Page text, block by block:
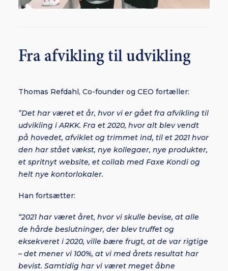
Fra afvikling til udvikling
Thomas Refdahl, Co-founder og CEO fortæller:
”Det har været et år, hvor vi er gået fra afvikling til
udvikling i ARKK. Fra et 2020, hvor alt blev vendt
på hovedet, afviklet og trimmet ind, til et 2021 hvor
den har stået vækst, nye kollegaer, nye produkter,
et spritnyt website, et collab med Faxe Kondi og
helt nye kontorlokaler.
Han fortsætter:
“2021 har været året, hvor vi skulle bevise, at alle
de hårde beslutninger, der blev truffet og
eksekveret i 2020, ville bære frugt, at de var rigtige
– det mener vi 100%, at vi med årets resultat har
bevist. Samtidig har vi været meget åbne